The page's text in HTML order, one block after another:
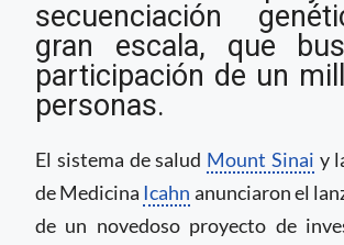
secuenciación
gran escala, que
participación de un
personas.
El sistema de salud Mount Sinai y
de Medicina Icahn anunciaron el
de un novedoso proyecto de